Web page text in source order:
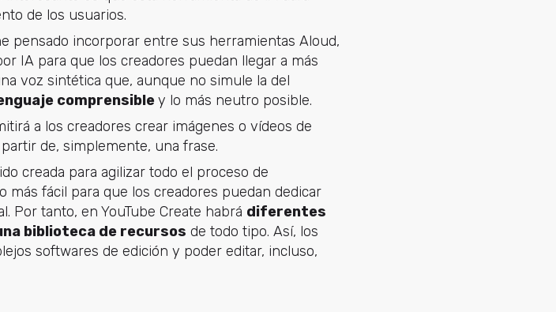
de los usuarios.
pensado incorporar entre sus herramientas Aloud,
IA para que los creadores puedan llegar a más
voz sintética que, aunque no simule la del
comprensibley lo más neutro posible.
a los creadores crear imágenes o vídeos de
de, simplemente, una frase.
creada para agilizar todo el proceso de
más fácil para que los creadores puedan dedicar
Por tanto, en YouTube Create habrá diferentes
biblioteca de recursos de todo tipo. Así, los
softwares de edición y poder editar, incluso,